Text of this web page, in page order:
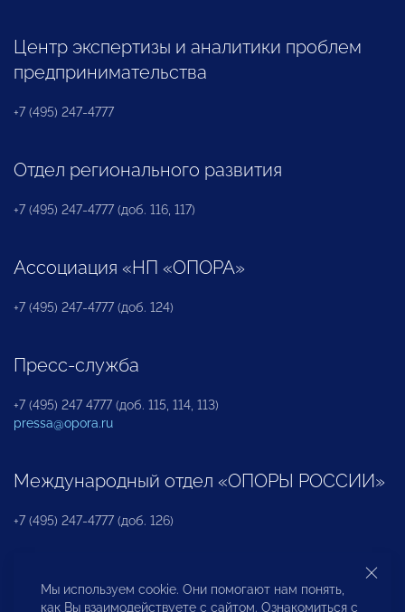
Центр экспертизы и аналитики проблем
предпринимательства
+7 (495) 247-4777
Отдел регионального развития
+7 (495) 247-4777 (доб. 116, 117)
Ассоциация «НП «ОПОРА»
+7 (495) 247-4777 (доб. 124)
Пресс-служба
+7 (495) 247 4777 (доб. 115, 114, 113)
pressa@opora.ru
Международный отдел «ОПОРЫ РОССИИ»
+7 (495) 247-4777 (доб. 126)
Бюро по защите прав предпринимателей и
инвесторов
Мы используем cookie. Они помогают нам понять,
как Вы взаимодействуете с сайтом. Ознакомиться с